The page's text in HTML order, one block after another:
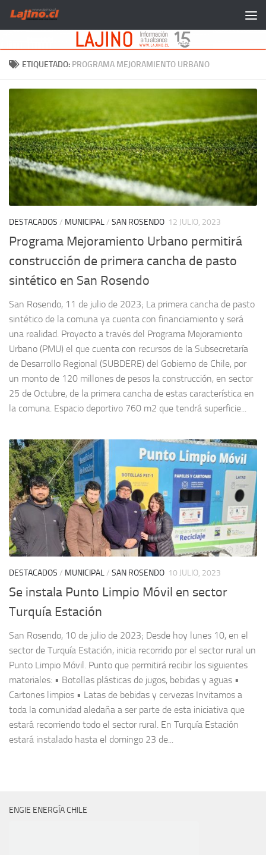
Saltar al contenido
ETIQUETADO: PROGRAMA MEJORAMIENTO URBANO
DESTACADOS / MUNICIPAL/ SAN ROSENDO 12 JULIO, 2023
Programa Mejoramiento Urbano permitirá
construcción de primera cancha de pasto
sintético en San Rosendo
San Rosendo, 11 de julio de 2023; La primera cancha de pasto
sintético de la comuna ya cuenta con financiamiento y será
una realidad. Proyecto a través del Programa Mejoramiento
Urbano (PMU) el que cuenta con recursos de la Subsecretaría
de Desarrollo Regional (SUBDERE) del Gobierno de Chile, por
un monto de 120 millones de pesos la construcción, en sector
25 de Octubre, de la primera cancha de estas característica en
la comuna. Espacio deportivo 760 m2 que tendrá superficie...
DESTACADOS / MUNICIPAL/ SAN ROSENDO 10 JULIO, 2023
Se instala Punto Limpio Móvil en sector
Turquía Estación
San Rosendo, 10 de julio de 2023; Desde hoy lunes 10, en el
sector de Turquía Estación, inicia recorrido por el sector rural un
Punto Limpio Móvil. Punto que permitirá recibir los siguientes
materiales: • Botellas plásticas de jugos, bebidas y aguas •
Cartones limpios • Latas de bebidas y cervezas Invitamos a
toda la comunidad aledaña a ser parte de esta iniciativa que
estará recorriendo todo el sector rural. En Turquía Estación
estará instalado hasta el domingo 23 de...
ENGIE ENERGÍA CHILE